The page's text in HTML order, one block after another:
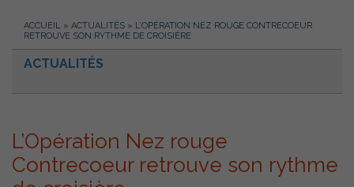
ACCUEIL » ACTUALITÉS » L’OPÉRATION NEZ ROUGE CONTRECOEUR
RETROUVE SON RYTHME DE CROISIÈRE
ACTUALITÉS
L’Opération Nez rouge
Contrecoeur retrouve son rythme